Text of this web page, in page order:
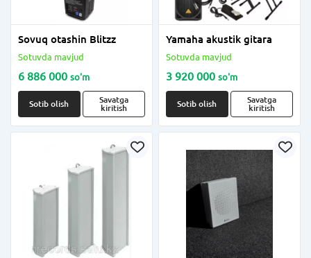
Sovuq otashin Blitzz
Sotuvda mavjud
6 886 000 so'm
Sotib olish
Savatga
kiritish
Yamaha akustik gitara
Sotuvda mavjud
3 920 000 so'm
Sotib olish
Savatga
kiritish